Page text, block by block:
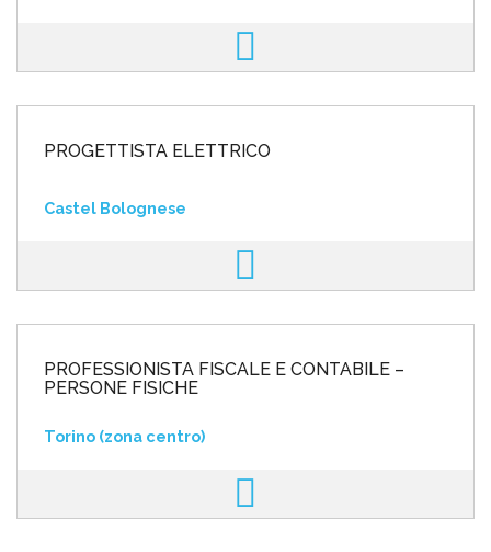
PROGETTISTA ELETTRICO
Castel Bolognese
PROFESSIONISTA FISCALE E CONTABILE –
PERSONE FISICHE
Torino (zona centro)